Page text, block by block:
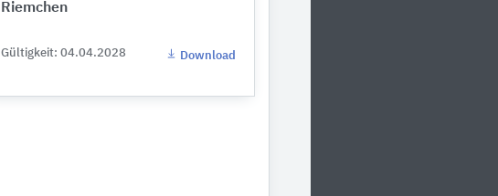
Riemchen
Gültigkeit: 04.04.2028 Download